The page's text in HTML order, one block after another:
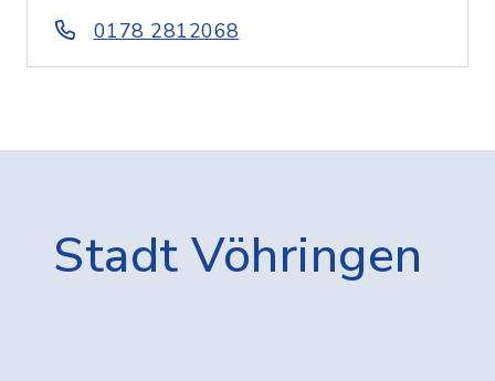
0178 2812068
Stadt Vöhringen